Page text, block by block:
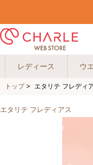
レディース ウ
トップ> エタリテ フレディ
エタリテ フレディアス